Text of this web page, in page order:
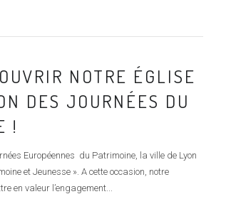
NOTRE ÉGLISE
DES JOURNÉES DU
!
Européennes du Patrimoine, la ville de Lyon
et Jeunesse ». A cette occasion, notre
en valeur l’engagement...